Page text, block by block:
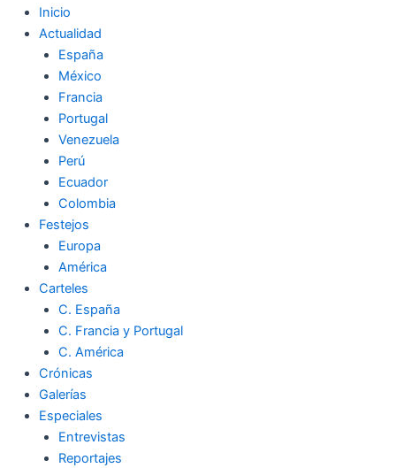
Inicio
Actualidad
España
México
Francia
Portugal
Venezuela
Perú
Ecuador
Colombia
Festejos
Europa
América
Carteles
C. España
C. Francia y Portugal
C. América
Crónicas
Galerías
Especiales
Entrevistas
Reportajes